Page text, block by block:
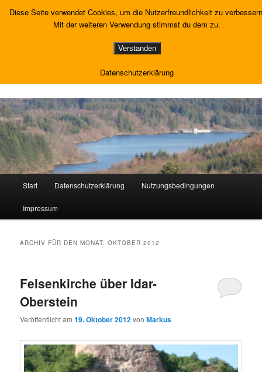
Inhalt
sekundären
hallo-hochwälder.de
Start Datenschutzerklärung Nutzungsbedingungen
Impressum
ARCHIV FÜR DEN MONAT:OKTOBER 2012
Felsenkirche über Idar-
Oberstein
Veröffentlicht am19. Oktober 2012vonMarkus
Diese Seite verwendet Cookies, um die Nutzerfreundlichkeit zu
Mit der weiteren Verwendung stimmst du dem zu.
Verstanden
Datenschutzerklärung